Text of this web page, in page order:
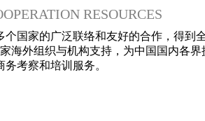
RESOURCES
国家的广泛联络和友好的合作，得到
海外组织与机构支持，为中国国内各
务考察和培训服务。